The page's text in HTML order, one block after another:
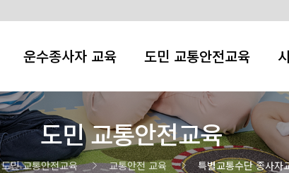
운수종사자 교육 도민 교통안전교육
도민 교통안전교육
도민 교통안전교육 교통안전 교육 특별교통수단 종사자